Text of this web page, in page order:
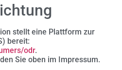
stellt eine Plattform zur
bereit:
odr.
Sie oben im Impressum.